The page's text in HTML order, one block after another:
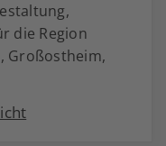
die Region
Großostheim,